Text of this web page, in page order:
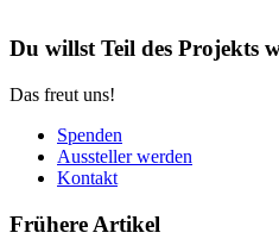
Du willst Teil des Projekts
Das freut uns!
Spenden
Aussteller werden
Kontakt
Frühere Artikel